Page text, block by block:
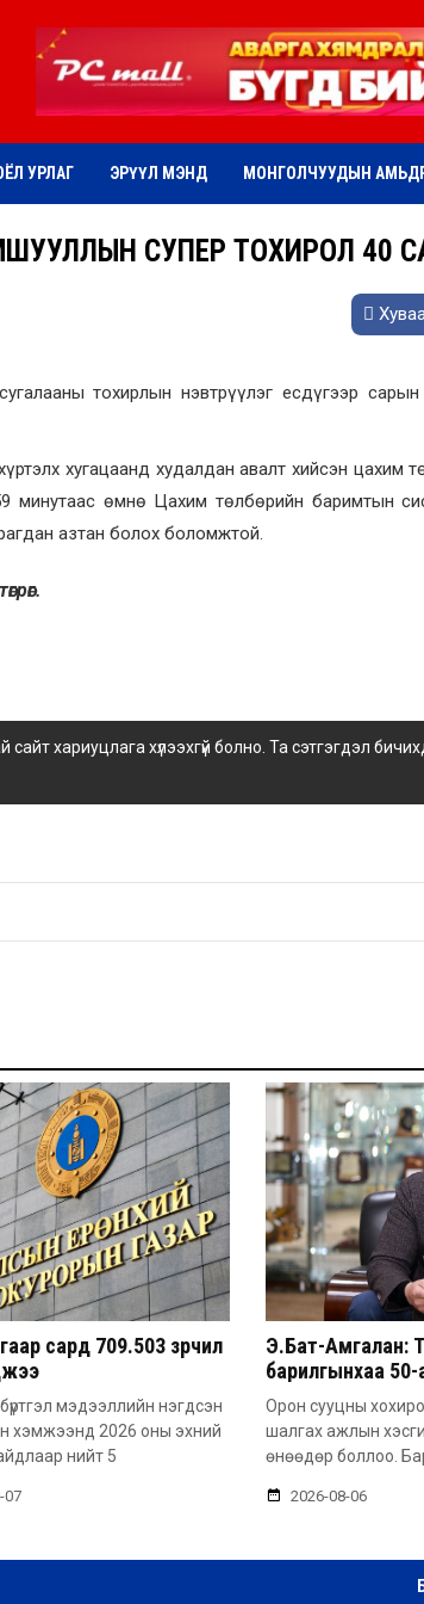
УРЛАГ ЭРҮҮЛ МЭНД МОНГОЛЧУУДЫН
СУПЕР ТОХИРОЛ 40 САЯ
тохирлын нэвтрүүлэг есдүгээр
хугацаанд худалдан авалт хийсэн цахим
минутаас өмнө Цахим төлбөрийн баримтын
азтан болох боломжтой.
хариуцлага хүлээхгүй болно. Та сэтгэгдэл
сард 709.503 зөрчил
мэдээллийн нэгдсэн
хэмжээнд 2026 оны эхний
нийт 5
07
Э.Бат-Амгалан:
барилгынхаа
барьсан
захиалга авдаг
Орон сууцны
шалгах ажлын
өнөөдөр боллоо.
2026-08-06